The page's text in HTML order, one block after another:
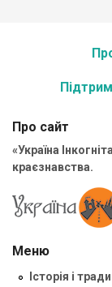
Про сайт
«Україна
краєзнавства.
Меню
Історія і